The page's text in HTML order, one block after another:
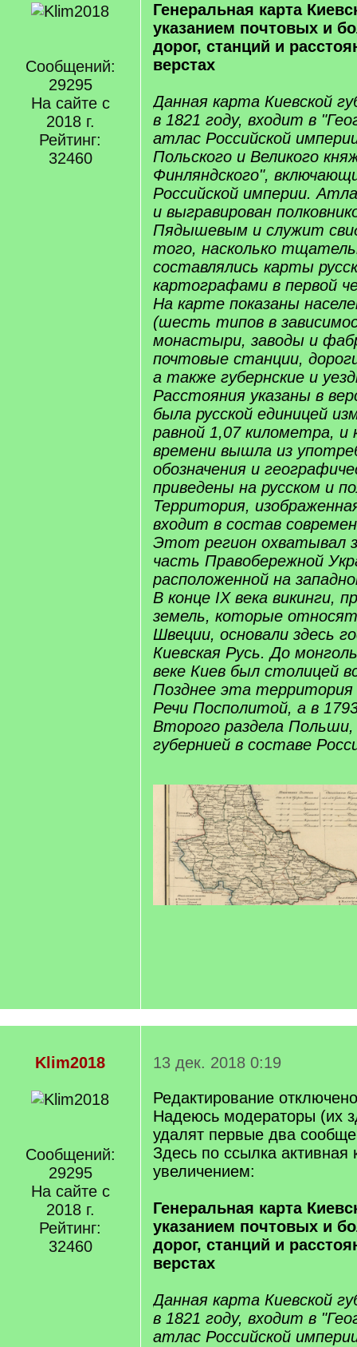
Сообщений:
29295
На сайте с
2018 г.
Рейтинг:
32460
Генеральная карта
указанием почтовых и
дорог, станций и
верстах
Данная карта Киевской
в 1821 году, входит в
атлас Российской
Польского и Великого
Финляндского",
Российской империи.
и выгравирован
Пядышевым и служит
того, насколько
составлялись карты
картографами в первой
На карте показаны
(шесть типов в
монастыри, заводы и
почтовые станции,
а также губернские и
Расстояния указаны в
была русской единицей
равной 1,07 километра,
времени вышла из
обозначения и
приведены на русском и
Территория,
входит в состав
Этот регион охватывал
часть Правобережной
расположенной на
В конце IX века викинги,
земель, которые
Швеции, основали здесь
Киевская Русь. До
веке Киев был столицей
Позднее эта территория
Речи Посполитой, а в
Второго раздела Польши,
губернией в составе
Klim2018
Сообщений:
29295
На сайте с
2018 г.
Рейтинг:
32460
13 дек. 2018 0:19
Редактирование
Надеюсь модераторы (их
удалят первые два
Здесь по ссылка активная
увеличением:
Генеральная карта
указанием почтовых и
дорог, станций и
верстах
Данная карта Киевской
в 1821 году, входит в
атлас Российской